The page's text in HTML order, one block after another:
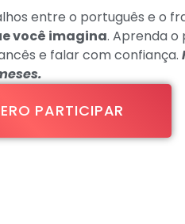
entre o português e o
você imagina. Aprenda o
e falar com confiança.
PARTICIPAR